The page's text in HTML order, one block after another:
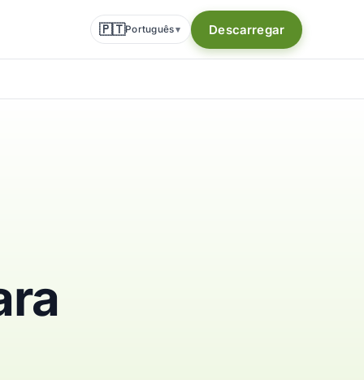
🇵🇹Português▾ Descarregar